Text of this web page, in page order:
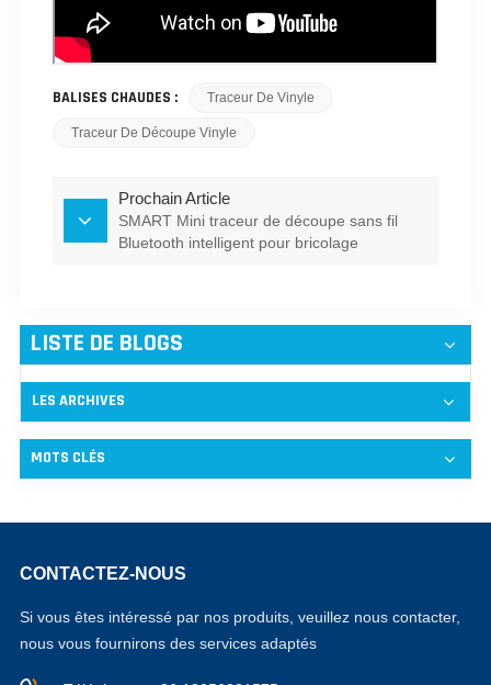
BALISES CHAUDES : Traceur De Vinyle
Traceur De Découpe Vinyle
Prochain Article
SMART Mini traceur de découpe sans fil
Bluetooth intelligent pour bricolage
LISTE DE BLOGS
LES ARCHIVES
MOTS CLÉS
CONTACTEZ-NOUS
Si vous êtes intéressé par nos produits, veuillez nous contacter,
nous vous fournirons des services adaptés